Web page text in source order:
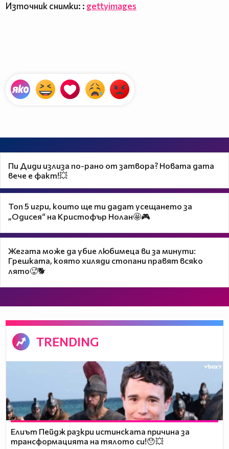
Източник снимки: : gettyimages
Пи Диди излиза по-рано от затвора? Новата дата
вече е факт!💥
Топ 5 игри, които ще ти дадат усещането за
„Одисея“ на Кристофър Нолан🤩🎮
Жегата може да убие любимеца ви за минути:
Грешката, която хиляди стопани правят всяко
лято🥵🐕
TRENDING
Елиът Пейдж разкри истинската причина за
трансформацията на тялото си!😯💥